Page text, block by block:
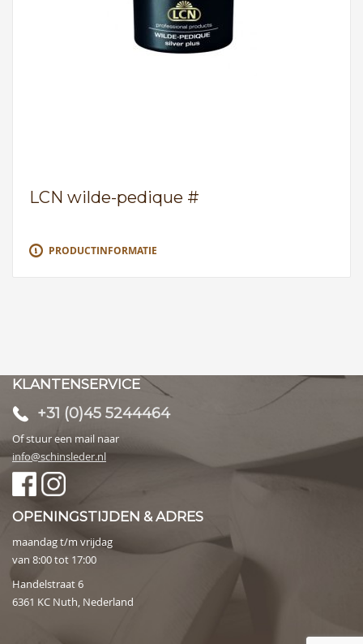
LCN wilde-pedique #
PRODUCTINFORMATIE
KLANTENSERVICE
+31 (0)45 5244464
Of stuur een mail naar
info@schinsleder.nl
OPENINGSTIJDEN & ADRES
maandag t/m vrijdag
van 8:00 tot 17:00
Handelstraat 6
6361 KC Nuth, Nederland